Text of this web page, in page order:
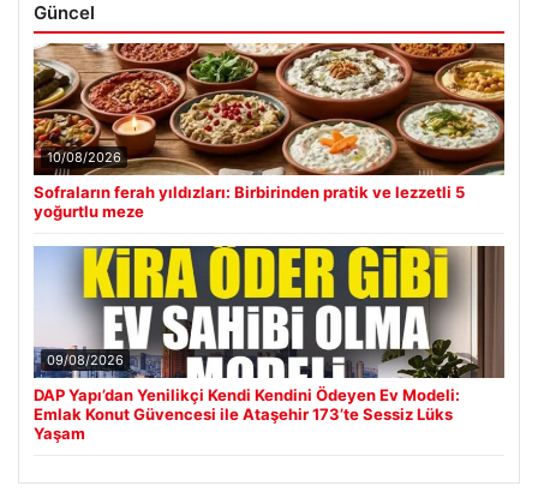
Güncel
10/08/2026
Sofraların ferah yıldızları: Birbirinden pratik ve lezzetli 5
yoğurtlu meze
09/08/2026
DAP Yapı’dan Yenilikçi Kendi Kendini Ödeyen Ev Modeli:
Emlak Konut Güvencesi ile Ataşehir 173’te Sessiz Lüks
Yaşam